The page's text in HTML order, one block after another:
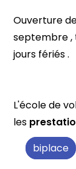
Ouverture
septembre ,
jours fériés .
L'école de
les
biplace